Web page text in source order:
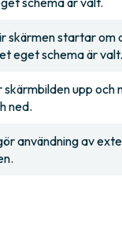
skärmen startar om
eget schema är valt.
skärmbilden upp
ned.
användning av